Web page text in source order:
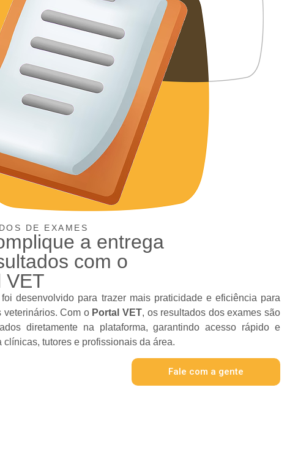
DE EXAMES
a entrega
com o
VET
foi desenvolvido para trazer mais praticidade e eficiência para
veterinários. Com o Portal VET, os resultados dos exames são
diretamente na plataforma, garantindo acesso rápido e
clínicas, tutores e profissionais da área.
Fale com a gente